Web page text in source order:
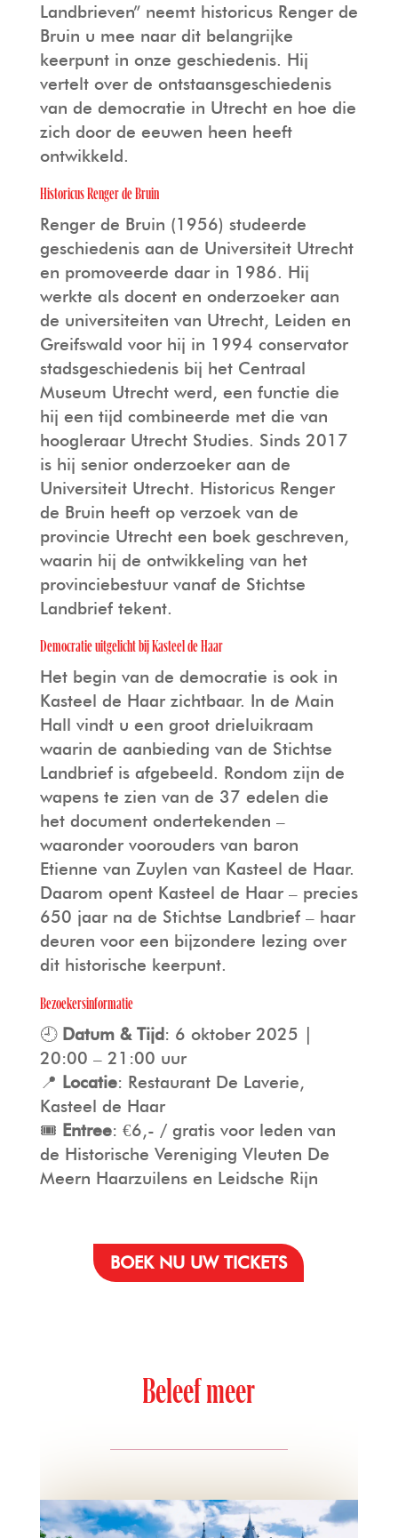
Landbrieven” neemt historicus Renger de
Bruin u mee naar dit belangrijke
keerpunt in onze geschiedenis. Hij
vertelt over de ontstaansgeschiedenis
van de democratie in Utrecht en hoe die
zich door de eeuwen heen heeft
ontwikkeld.
Historicus Renger de Bruin
Renger de Bruin (1956) studeerde
geschiedenis aan de Universiteit Utrecht
en promoveerde daar in 1986. Hij
werkte als docent en onderzoeker aan
de universiteiten van Utrecht, Leiden en
Greifswald voor hij in 1994 conservator
stadsgeschiedenis bij het Centraal
Museum Utrecht werd, een functie die
hij een tijd combineerde met die van
hoogleraar Utrecht Studies. Sinds 2017
is hij senior onderzoeker aan de
Universiteit Utrecht. Historicus Renger
de Bruin heeft op verzoek van de
provincie Utrecht een boek geschreven,
waarin hij de ontwikkeling van het
provinciebestuur vanaf de Stichtse
Landbrief tekent.
Democratie uitgelicht bij Kasteel de Haar
Het begin van de democratie is ook in
Kasteel de Haar zichtbaar. In de Main
Hall vindt u een groot drieluikraam
waarin de aanbieding van de Stichtse
Landbrief is afgebeeld. Rondom zijn de
wapens te zien van de 37 edelen die
het document ondertekenden –
waaronder voorouders van baron
Etienne van Zuylen van Kasteel de Haar.
Daarom opent Kasteel de Haar – precies
650 jaar na de Stichtse Landbrief – haar
deuren voor een bijzondere lezing over
dit historische keerpunt.
Bezoekersinformatie
🕘 Datum & Tijd: 6 oktober 2025 |
20:00 – 21:00 uur
📍 Locatie: Restaurant De Laverie,
Kasteel de Haar
🎟️ Entree: €6,- / gratis voor leden van
de Historische Vereniging Vleuten De
Meern Haarzuilens en Leidsche Rijn
BOEK NU UW TICKETS
Beleef meer